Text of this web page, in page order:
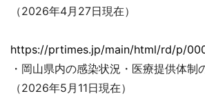
（2026年4月27日現在）
https://prtimes.jp/main/html/rd/p/
・岡山県内の感染状況・医療提供体制
（2026年5月11日現在）